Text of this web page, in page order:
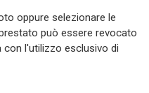
oppure selezionare le
può essere revocato
l'utilizzo esclusivo di